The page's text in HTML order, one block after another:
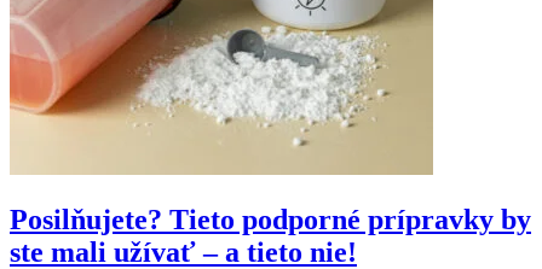
Posilňujete? Tieto podporné prípravky by
ste mali užívať – a tieto nie!